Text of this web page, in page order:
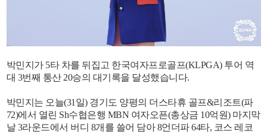
박민지가 5타 차를 뒤집고 한국여자프로골프(KLPGA) 투어 역
대 3번째 통산 20승의 대기록을 달성했습니다.
박민지는 오늘(31일) 경기도 양평의 더스타휴 골프&리조트(파
72)에서 열린 Sh수협은행 MBN 여자오픈(총상금 10억원) 마지막
날 3라운드에서 버디 8개를 쓸어 담아 8언더파 64타, 코스 레코